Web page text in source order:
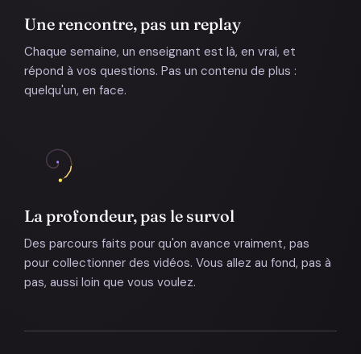
Une rencontre, pas un replay
Chaque semaine, un enseignant est là, en vrai, et
répond à vos questions. Pas un contenu de plus :
quelqu'un, en face.
La profondeur, pas le survol
Des parcours faits pour qu'on avance vraiment, pas
pour collectionner des vidéos. Vous allez au fond, pas à
pas, aussi loin que vous voulez.